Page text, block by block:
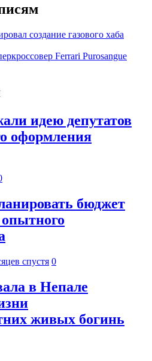
создание газового хаба
Ferrari Purosangue
идею депутатов
оформления
бюджет
спустя 0
в Непале
живых богинь